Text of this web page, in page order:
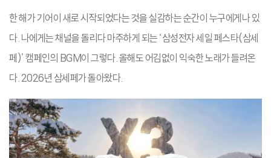
한 해가 기어이 새로 시작되었다는 것을 실감하는 순간이 누구에게나 있
다. 나에게는 채널을 돌리다 마주하게 되는 ‘삼성전자 세일 페스타(삼세
페)’ 캠페인의 BGM이 그렇다. 올해도 어김없이 익숙한 노래가 들려온
다. 2026년 삼세페가 돌아왔다.